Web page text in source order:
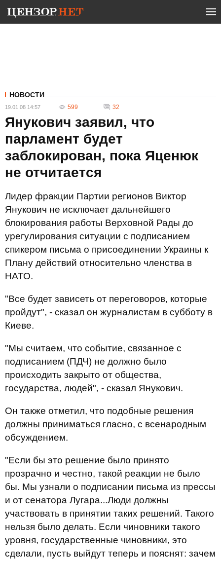
НОВОСТИ
19.01.08 14:57 599 32
Янукович заявил, что
парламент будет
заблокирован, пока Яценюк
не отчитается
Лидер фракции Партии регионов Виктор
Янукович не исключает дальнейшего
блокирования работы Верховной Рады до
урегулирования ситуации с подписанием
спикером письма о присоединении Украины к
Плану действий относительно членства в
НАТО.
"Все будет зависеть от переговоров, которые
пройдут", - сказал он журналистам в субботу в
Киеве.
"Мы считаем, что событие, связанное с
подписанием (ПДЧ) не должно было
происходить закрыто от общества,
государства, людей", - сказал Янукович.
Он также отметил, что подобные решения
должны приниматься гласно, с всенародным
обсуждением.
"Если бы это решение было принято
прозрачно и честно, такой реакции не было
бы. Мы узнали о подписании письма из прессы
и от сенатора Лугара...Люди должны
участвовать в принятии таких решений. Такого
нельзя было делать. Если чиновники такого
уровня, государственные чиновники, это
сделали, пусть выйдут теперь и пояснят: зачем